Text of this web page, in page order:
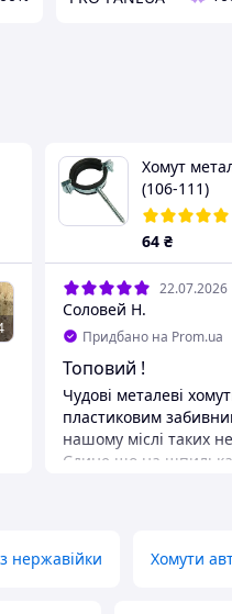
Хомут
(106-111)
64 ₴
22.07.2026
Соловей Н.
Придбано на Prom.ua
Топовий !
Чудові металеві
пластиковим
нашому міслі таких
Єдине що на
Переваги
нержавійки Хомути